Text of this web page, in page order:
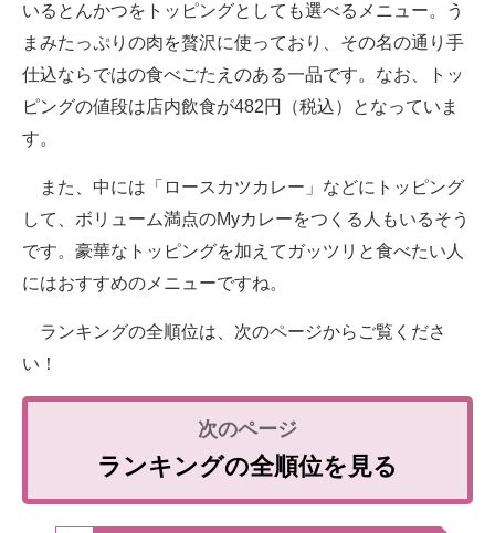
いるとんかつをトッピングとしても選べるメニュー。う
まみたっぷりの肉を贅沢に使っており、その名の通り手
仕込ならではの食べごたえのある一品です。なお、トッ
ピングの値段は店内飲食が482円（税込）となっていま
す。
また、中には「ロースカツカレー」などにトッピング
して、ボリューム満点のMyカレーをつくる人もいるそう
です。豪華なトッピングを加えてガッツリと食べたい人
にはおすすめのメニューですね。
ランキングの全順位は、次のページからご覧くださ
い！
ランキングの全順位を見る